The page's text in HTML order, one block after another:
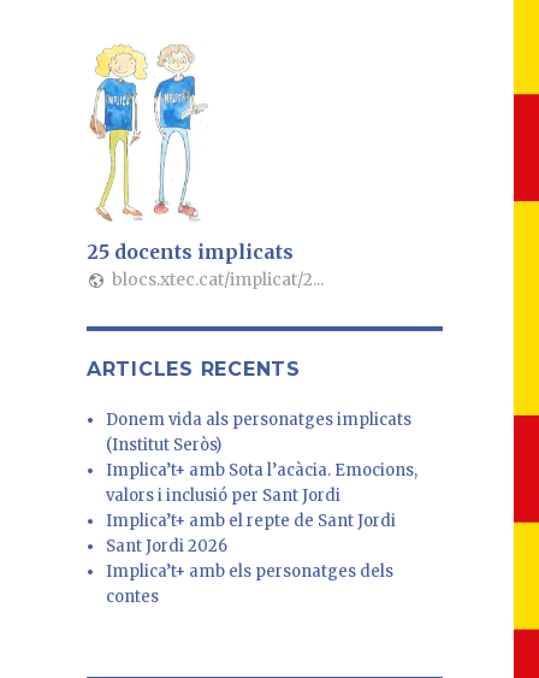
o
k
25 docents implicats
blocs.xtec.cat/implicat/2...
ARTICLES RECENTS
Donem vida als personatges implicats
(Institut Seròs)
Implica’t+ amb Sota l’acàcia. Emocions,
valors i inclusió per Sant Jordi
Implica’t+ amb el repte de Sant Jordi
Sant Jordi 2026
Implica’t+ amb els personatges dels
contes